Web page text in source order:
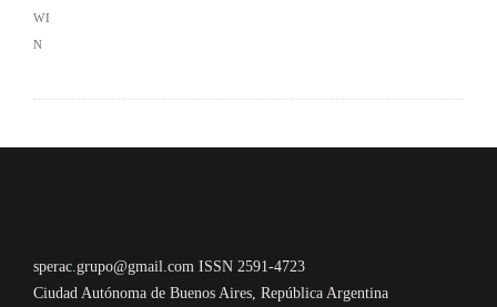
sperac.grupo@gmail.com ISSN 2591-4723
Ciudad Autónoma de Buenos Aires, República Argentina